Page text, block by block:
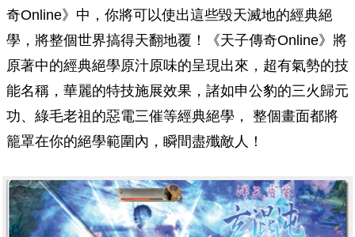
奇Online》中，你將可以使出這些毀天滅地的經典絕
學，將整個世界搞得天翻地覆！《天子傳奇Online》將
原著中的經典絕學原汁原味的呈現出來，超有氣勢的技
能名稱，華麗的特技施展效果，諸如申公豹的三火歸元
功、綠毛老祖的惡電三催等經典絕學， 整個畫面都將
籠罩在你的絕學範圍內，瞬間盡殲敵人！